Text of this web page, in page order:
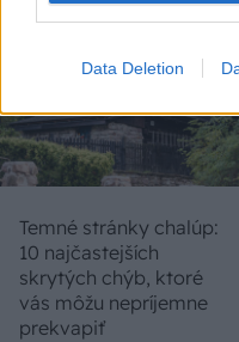
Data Deletion
Temné stránky chalúp:
10 najčastejších
skrytých chýb, ktoré
vás môžu nepríjemne
prekvapiť